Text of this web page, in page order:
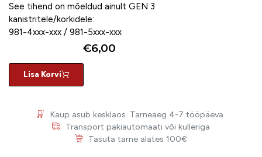
See tihend on mõeldud ainult GEN 3
kanistritele/korkidele:
981-4xxx-xxx / 981-5xxx-xxx
€6,00
Lisa Korvi
Kaup asub kesklaos. Tarneaeg 4-7 tööpäeva.
Transport pakiautomaati või kulleriga
Tasuta tarne alates 100€